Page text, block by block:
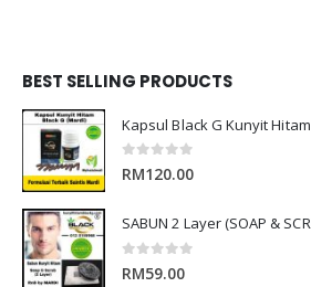
BEST SELLING PRODUCTS
Kapsul Black G Kunyit Hitam
0 out of 5
RM120.00
0 out of 5
RM59.00